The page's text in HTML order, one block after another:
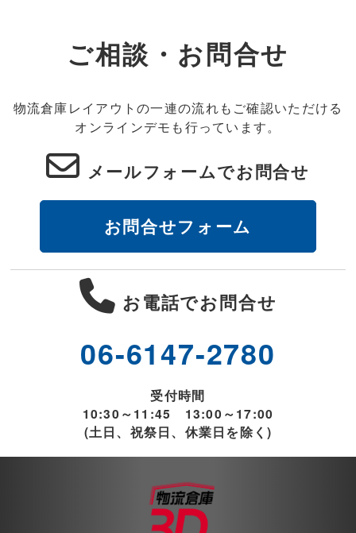
ご相談・お問合せ
物流倉庫レイアウトの一連の流れもご確認いただける
オンラインデモも行っています。
メールフォームでお問合せ
お問合せフォーム
お電話でお問合せ
06-6147-2780
受付時間
10:30～11:45 13:00～17:00
(土日、祝祭日、休業日を除く)